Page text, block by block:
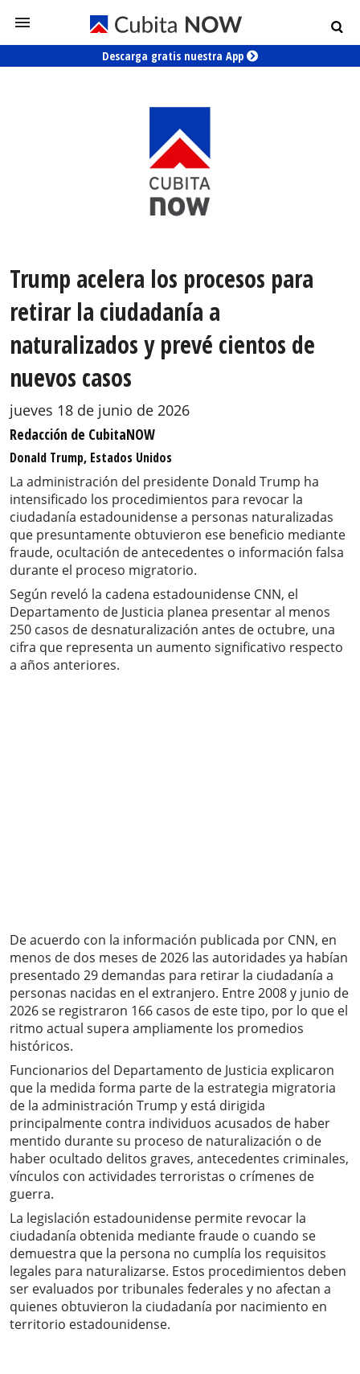
Descarga gratis nuestra App
Trump acelera los procesos para
retirar la ciudadanía a
naturalizados y prevé cientos de
nuevos casos
jueves 18 de junio de 2026
Redacción de CubitaNOW
Donald Trump, Estados Unidos
La administración del presidente Donald Trump ha
intensificado los procedimientos para revocar la
ciudadanía estadounidense a personas naturalizadas
que presuntamente obtuvieron ese beneficio mediante
fraude, ocultación de antecedentes o información falsa
durante el proceso migratorio.
Según reveló la cadena estadounidense CNN, el
Departamento de Justicia planea presentar al menos
250 casos de desnaturalización antes de octubre, una
cifra que representa un aumento significativo respecto
a años anteriores.
De acuerdo con la información publicada por CNN, en
menos de dos meses de 2026 las autoridades ya habían
presentado 29 demandas para retirar la ciudadanía a
personas nacidas en el extranjero. Entre 2008 y junio de
2026 se registraron 166 casos de este tipo, por lo que el
ritmo actual supera ampliamente los promedios
históricos.
Funcionarios del Departamento de Justicia explicaron
que la medida forma parte de la estrategia migratoria
de la administración Trump y está dirigida
principalmente contra individuos acusados de haber
mentido durante su proceso de naturalización o de
haber ocultado delitos graves, antecedentes criminales,
vínculos con actividades terroristas o crímenes de
guerra.
La legislación estadounidense permite revocar la
ciudadanía obtenida mediante fraude o cuando se
demuestra que la persona no cumplía los requisitos
legales para naturalizarse. Estos procedimientos deben
ser evaluados por tribunales federales y no afectan a
quienes obtuvieron la ciudadanía por nacimiento en
territorio estadounidense.